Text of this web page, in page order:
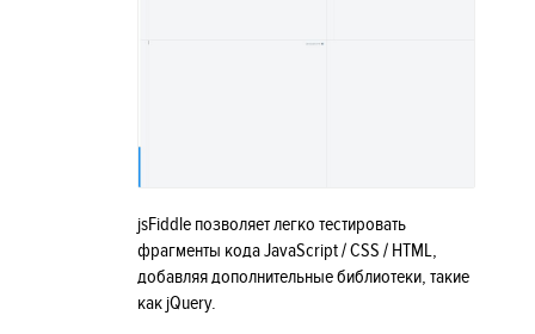
jsFiddle позволяет легко тестировать
фрагменты кода JavaScript / CSS / HTML,
добавляя дополнительные библиотеки, такие
как jQuery.